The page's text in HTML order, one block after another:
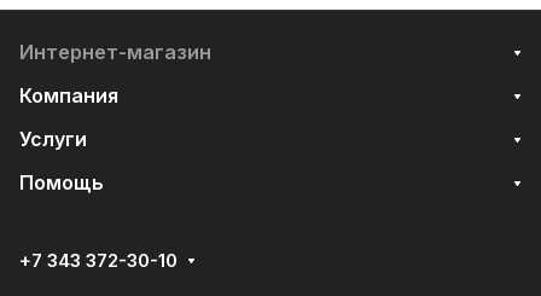
Интернет-магазин
Компания
Услуги
Помощь
+7 343 372-30-10